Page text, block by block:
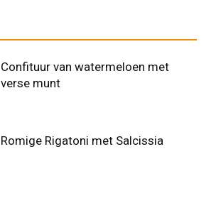
Confituur van watermeloen met
verse munt
Romige Rigatoni met Salcissia